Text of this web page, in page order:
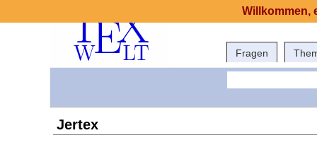
Fragen
Jertex
Willkommen,